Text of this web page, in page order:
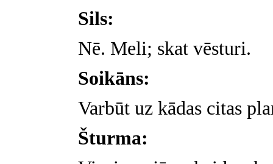
Sils:
Nē. Meli; skat vēsturi.
Soikāns:
Varbūt uz kādas citas
Šturma: